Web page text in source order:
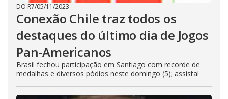
DO R7/05/11/2023
Conexão Chile traz todos os
destaques do último dia de Jogos
Pan-Americanos
Brasil fechou participação em Santiago com recorde de
medalhas e diversos pódios neste domingo (5); assista!